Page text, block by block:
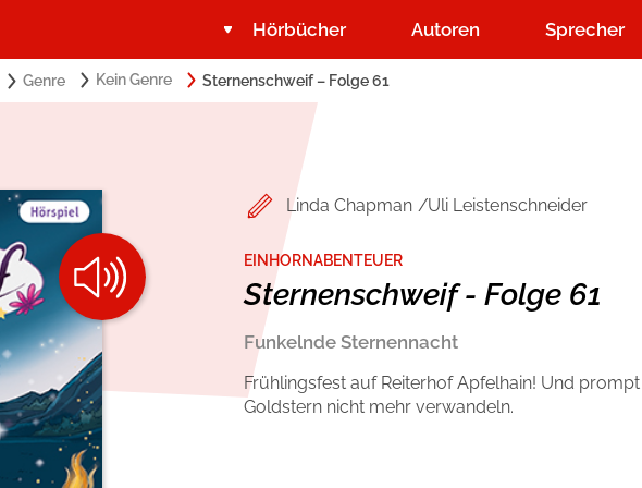
Hörbücher
Belletristik
Romance by heartroom
Krimi und Thriller
Ratgeber und Sachbuch Reihen
Autoren Sprecher
Über USM Audio
Presse
Autorinnen und Autoren
Suchbegriff eingeben:
Genre
Kein Genre Sternenschweif – Folge 61
Linda Chapman Uli Leistenschneider
EINHORNABENTEUER
Sternenschweif - Folge 61
Funkelnde Sternennacht
Frühlingsfest auf Reiterhof Apfelhain! Und
Goldstern nicht mehr verwandeln.